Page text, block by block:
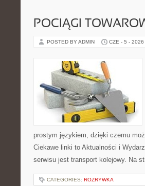
POCIĄGI
POSTED BY ADMIN CZE - 5 - 2026
prostym językiem, dzięki czemu
Ciekawe linki to Aktualności i
serwisu jest transport kolejowy. Na
CATEGORIES: ROZRYWKA